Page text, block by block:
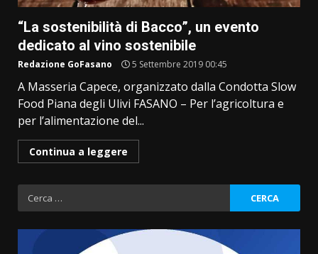
“La sostenibilità di Bacco”, un evento
dedicato al vino sostenibile
Redazione GoFasano 5 Settembre 2019 00:45
A Masseria Capece, organizzato dalla Condotta Slow
Food Piana degli Ulivi FASANO – Per l’agricoltura e
per l’alimentazione del...
Continua a leggere
Ricerca
per: